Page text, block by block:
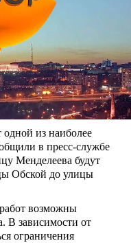
из наиболее
в пресс-службе
Менделеева будут
Обской до улицы
возможны
В зависимости от
ограничения